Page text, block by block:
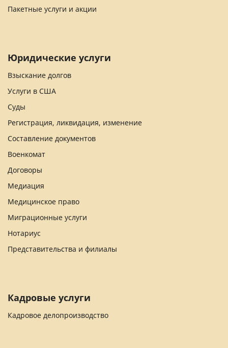
Пакетные услуги и акции
Юридические услуги
Взыскание долгов
Услуги в США
Суды
Регистрация, ликвидация, изменение
Составление документов
Военкомат
Договоры
Медиация
Медицинское право
Миграционные услуги
Нотариус
Представительства и филиалы
Кадровые услуги
Кадровое делопроизводство